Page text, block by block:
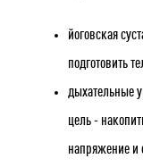
йоговская
подготовить
дыхательные
цель -
напряжение и